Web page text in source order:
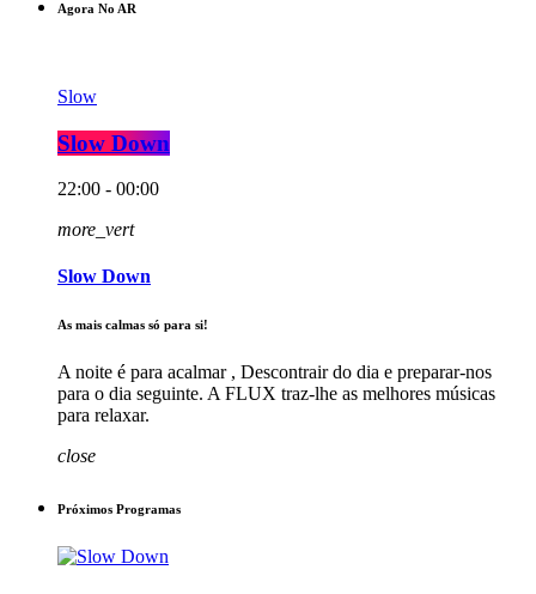
Agora No AR
Slow
Slow Down
22:00 - 00:00
more_vert
Slow Down
As mais calmas só para si!
A noite é para acalmar , Descontrair do dia e preparar-nos
para o dia seguinte. A FLUX traz-lhe as melhores músicas
para relaxar.
close
Próximos Programas